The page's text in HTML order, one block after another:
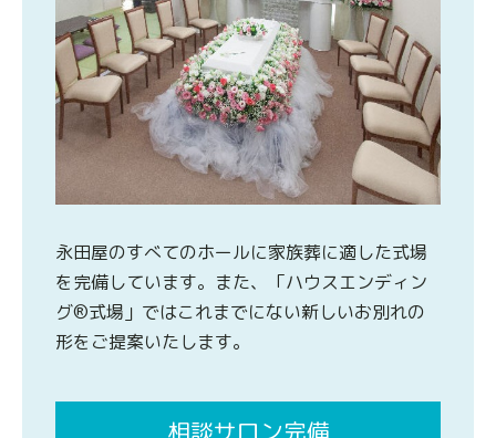
永田屋のすべてのホールに家族葬に適した式場
を完備しています。また、「ハウスエンディン
グ®式場」ではこれまでにない新しいお別れの
形をご提案いたします。